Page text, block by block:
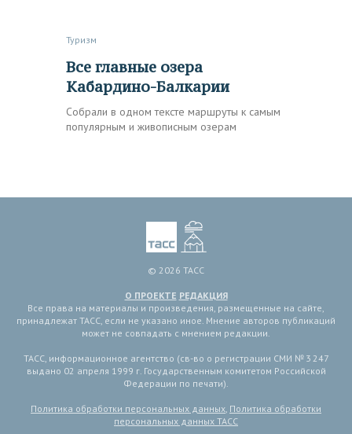
Туризм
Все главные озера
Кабардино-Балкарии
Собрали в одном тексте маршруты к самым
популярным и живописным озерам
© 2026 ТАСС
О ПРОЕКТЕ РЕДАКЦИЯ
Все права на материалы и произведения, размещенные на сайте,
принадлежат ТАСС, если не указано иное. Мнение авторов публикаций
может не совпадать с мнением редакции.
ТАСС, информационное агентство (св-во о регистрации СМИ № 3 247
выдано 02 апреля 1999 г. Государственным комитетом Российской
Федерации по печати).
Политика обработки персональных данных, Политика обработки
персональных данных ТАСС